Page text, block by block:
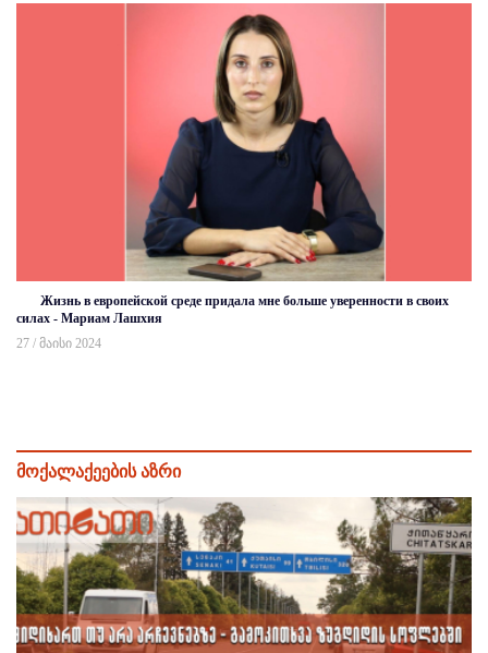
Жизнь в европейской среде придала мне больше уверенности в своих
силах - Мариам Лашхия
27 / მაისი 2024
მოქალაქეების აზრი